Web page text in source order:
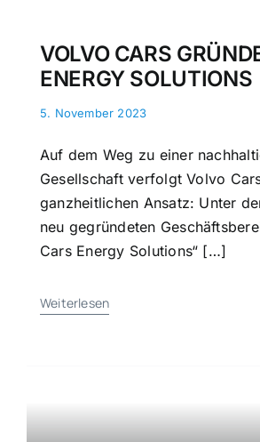
VOLVO CARS
ENERGY SOLUTIONS
5. November 2023
Auf dem Weg zu einer
Gesellschaft verfolgt Volvo
ganzheitlichen Ansatz: Unter
neu gegründeten
Cars Energy Solutions“ […]
Weiterlesen